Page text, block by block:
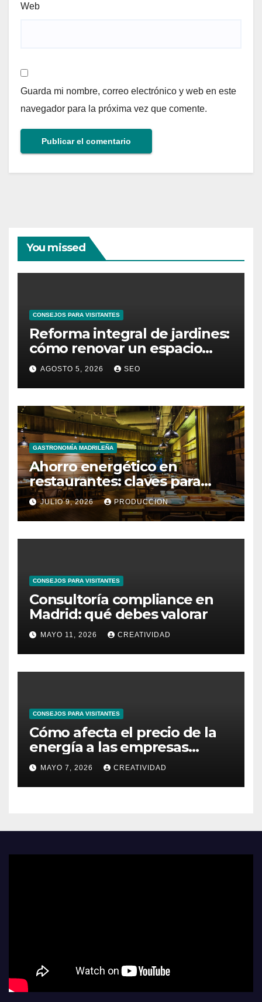
Web
Guarda mi nombre, correo electrónico y web en este
navegador para la próxima vez que comente.
You missed
CONSEJOS PARA VISITANTES
Reforma integral de jardines:
cómo renovar un espacio
exterior
AGOSTO 5, 2026 SEO
GASTRONOMÍA MADRILEÑA
Ahorro energético en
restaurantes: claves para
reducir costes mensuales
JULIO 9, 2026 PRODUCCION
CONSEJOS PARA VISITANTES
Consultoría compliance en
Madrid: qué debes valorar
MAYO 11, 2026 CREATIVIDAD
CONSEJOS PARA VISITANTES
Cómo afecta el precio de la
energía a las empresas
españolas
MAYO 7, 2026 CREATIVIDAD